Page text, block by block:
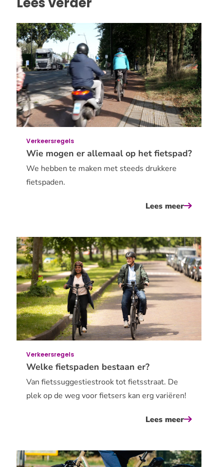
Wie mogen er allemaal op het fietspad?
Verkeersregels
We hebben te maken met steeds drukkere
fietspaden.
Lees meerover
er
allemaal
op
Welke fietspaden bestaan er?
Verkeersregels
Van fietssuggestiestrook tot fietsstraat. De
plek op de weg voor fietsers kan erg variëren!
Lees meerover
bestaan